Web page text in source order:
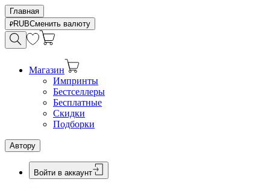
Главная
RUBСменить валюту
Магазин
Импринты
Бестселлеры
Бесплатные
Скидки
Подборки
Автору
Войти в аккаунт